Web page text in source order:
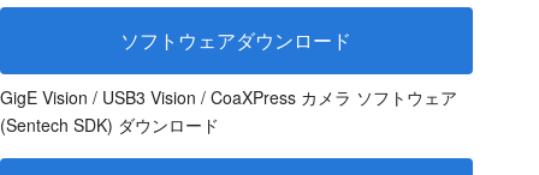
ソフトウェアダウンロード
GigE Vision / USB3 Vision / CoaXPress カメラ ソフトウェア
(Sentech SDK) ダウンロード